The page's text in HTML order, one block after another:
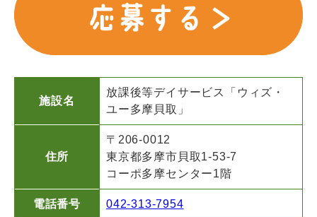
施設名
放課後等デイサービス「ウィズ・
ユー多摩貝取」
住所
〒206-0012
東京都多摩市貝取1-53-7
コーポ多摩センター1階
電話番号 042-313-7954